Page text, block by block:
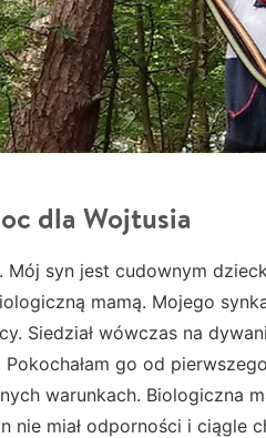
dla Wojtusia
Mój syn jest cudownym
mamą. Mojego
Siedział wówczas na
Pokochałam go od
warunkach. Biologiczna
nie miał odporności i ciągle